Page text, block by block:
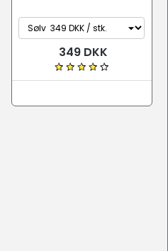
349 DKK